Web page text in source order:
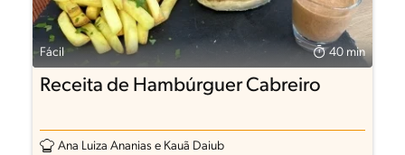
Fácil 40 min
Receita de Hambúrguer Cabreiro
Ana Luiza Ananias e Kauã Daiub